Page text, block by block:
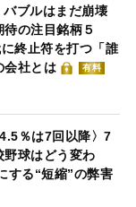
ブルはまだ崩壊
の注目銘柄５
終止符を打つ「誰
会社とは
有料
％は7回以降〉7
野球はどう変わ
する“短縮”の弊害